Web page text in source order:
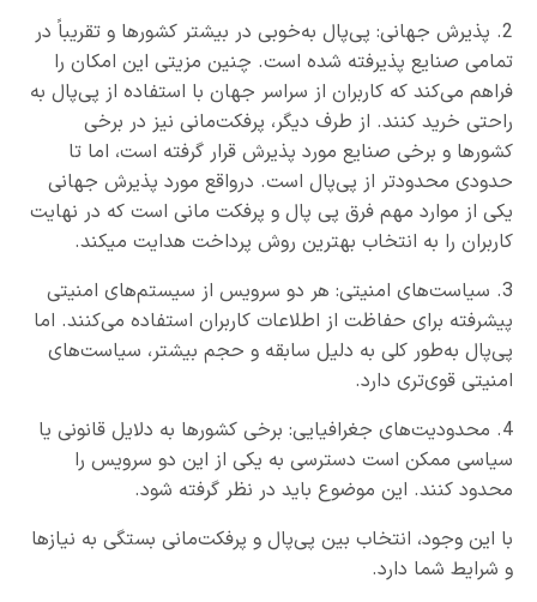
2. پذیرش جهانی: پی‌پال به‌خوبی در بیشتر کشورها و تقریباً در
تمامی صنایع پذیرفته شده است. چنین مزیتی این امکان را
فراهم می‌کند که کاربران از سراسر جهان با استفاده از پی‌پال به
راحتی خرید کنند. از طرف دیگر، پرفکت‌مانی نیز در برخی
کشورها و برخی صنایع مورد پذیرش قرار گرفته است، اما تا
حدودی محدودتر از پی‌پال است. درواقع مورد پذیرش جهانی
یکی از موارد مهم فرق پی پال و پرفکت مانی است که در نهایت
کاربران را به انتخاب بهترین روش پرداخت هدایت میکند.
3. سیاست‌های امنیتی: هر دو سرویس از سیستم‌های امنیتی
پیشرفته برای حفاظت از اطلاعات کاربران استفاده می‌کنند. اما
پی‌پال به‌طور کلی به دلیل سابقه و حجم بیشتر، سیاست‌های
امنیتی قوی‌تری دارد.
4. محدودیت‌های جغرافیایی: برخی کشورها به دلایل قانونی یا
سیاسی ممکن است دسترسی به یکی از این دو سرویس را
محدود کنند. این موضوع باید در نظر گرفته شود.
با این وجود، انتخاب بین پی‌پال و پرفکت‌مانی بستگی به نیازها
و شرایط شما دارد.